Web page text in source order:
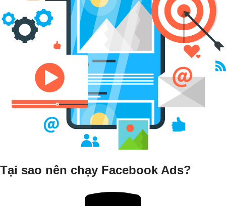
Tại sao nên chạy Facebook Ads?